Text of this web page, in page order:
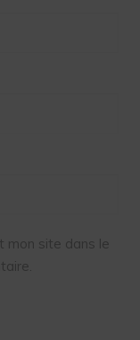
mon site dans le